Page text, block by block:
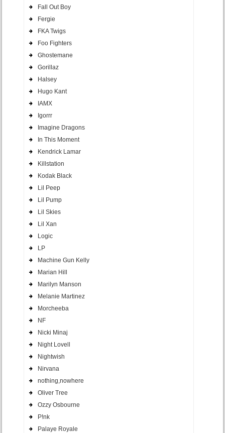
Fall Out Boy
Fergie
FKA Twigs
Foo Fighters
Ghostemane
Gorillaz
Halsey
Hugo Kant
IAMX
Igorrr
Imagine Dragons
In This Moment
Kendrick Lamar
Killstation
Kodak Black
Lil Peep
Lil Pump
Lil Skies
Lil Xan
Logic
LP
Machine Gun Kelly
Marian Hill
Marilyn Manson
Melanie Martinez
Morcheeba
NF
Nicki Minaj
Night Lovell
Nightwish
Nirvana
nothing,nowhere
Oliver Tree
Ozzy Osbourne
P!nk
Palaye Royale